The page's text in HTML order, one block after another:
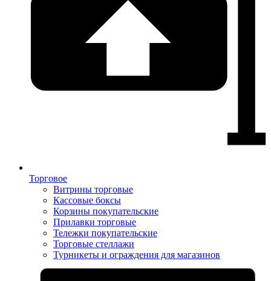
Торговое
Витрины торговые
Кассовые боксы
Корзины покупательские
Прилавки торговые
Тележки покупательские
Торговые стеллажи
Турникеты и ограждения для магазинов